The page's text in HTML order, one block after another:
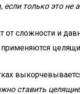
если только это
от сложности и
применяются
ставить